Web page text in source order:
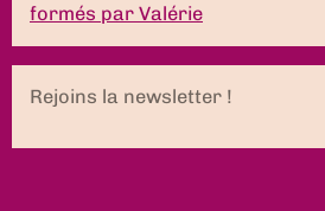
formés par Valérie
Rejoins la newsletter !